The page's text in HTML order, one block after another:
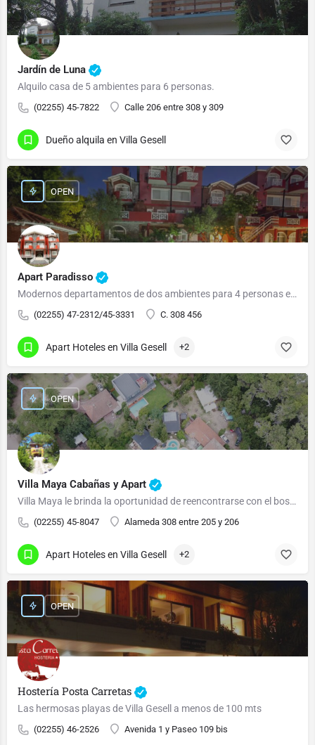
Jardín de Luna
Alquilo casa de 5 ambientes para 6 personas.
(02255) 45-7822 Calle 206 entre 308 y 309
Dueño alquila en Villa Gesell
Apart Paradisso
Modernos departamentos de dos ambientes para 4 personas equipados con: Cocina, horno y 4…
(02255) 47-2312/45-3331 C. 308 456
OPEN
Apart Hoteles en Villa Gesell +2
Villa Maya Cabañas y Apart
Villa Maya le brinda la oportunidad de reencontrarse con el bosque y el mar.
(02255) 45-8047 Alameda 308 entre 205 y 206
OPEN
Apart Hoteles en Villa Gesell +2
Hostería Posta Carretas
Las hermosas playas de Villa Gesell a menos de 100 mts
(02255) 46-2526 Avenida 1 y Paseo 109 bis
OPEN